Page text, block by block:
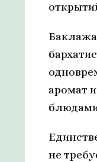
аромат
не